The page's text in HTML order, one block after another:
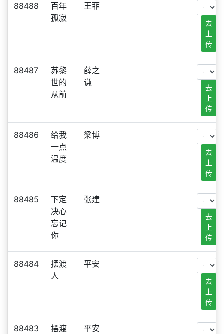
88488
百年
孤寂
王菲
去
上
传
88487
苏黎
世的
从前
薛之
谦
去
上
传
88486
给我
一点
温度
梁博
去
上
传
88485
下定
决心
忘记
你
张建
去
上
传
88484
摆渡
人
平安
去
上
传
88483
摆渡
平安